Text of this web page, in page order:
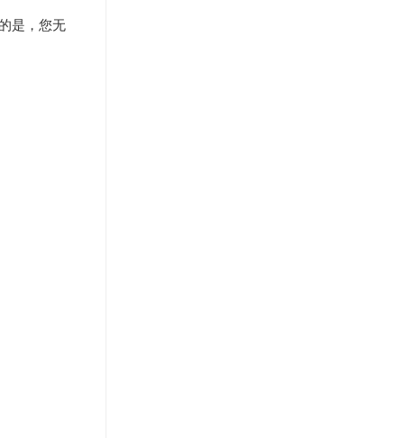
是，您无